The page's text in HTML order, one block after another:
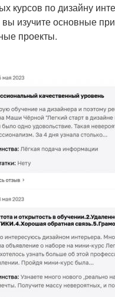
курсов по дизайну
изучите основные
проекты.